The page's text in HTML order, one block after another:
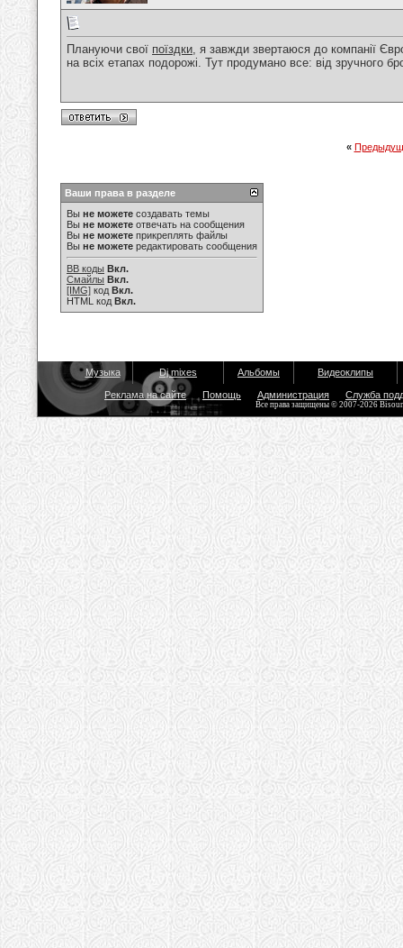
Плануючи свої поїздки, я завжди звертаюся до компанії
на всіх етапах подорожі. Тут продумано все: від зручного
«
Ваши права в разделе
Вы не можете создавать темы
Вы не можете отвечать на сообщения
Вы не можете прикреплять файлы
Вы не можете редактировать сообщения
BB коды Вкл.
Смайлы Вкл.
[IMG] код Вкл.
HTML код Вкл.
Музыка Dj mixes Альбомы Видеоклипы
Реклама на сайте Помощь Администрация Служба
Все права защищены © 2007-2026